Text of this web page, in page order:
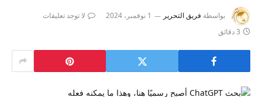
بواسطة فريق التحرير 1 نوفمبر، 2024
لا توجد تعليقات
3 دقائق